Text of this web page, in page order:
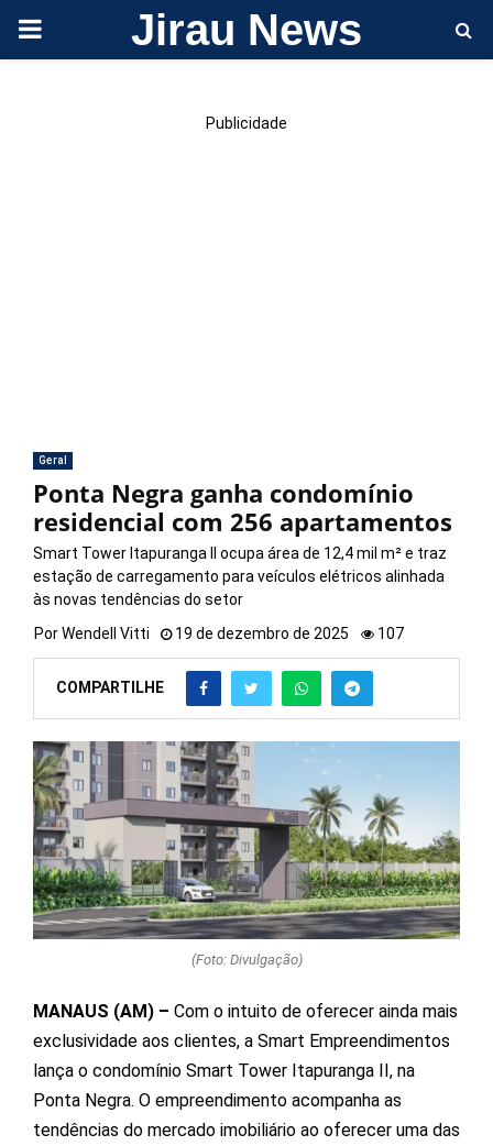
PRIMARY Jirau News
Publicidade
Geral
Ponta Negra ganha condomínio
residencial com 256 apartamentos
Smart Tower Itapuranga II ocupa área de 12,4 mil m² e traz
estação de carregamento para veículos elétricos alinhada
às novas tendências do setor
PorWendell Vitti 19 de dezembro de 2025 107
COMPARTILHE
(Foto: Divulgação)
MANAUS (AM) – Com o intuito de oferecer ainda mais
exclusividade aos clientes, a Smart Empreendimentos
lança o condomínio Smart Tower Itapuranga II, na
Ponta Negra. O empreendimento acompanha as
tendências do mercado imobiliário ao oferecer uma das